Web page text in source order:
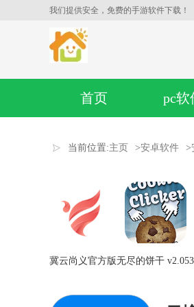
我们提供安全，免费的手游软件下载！
首页 pc软
当前位置:主页 >安卓软件 >
冀云尚义官方版无尽的饼干 v2.053